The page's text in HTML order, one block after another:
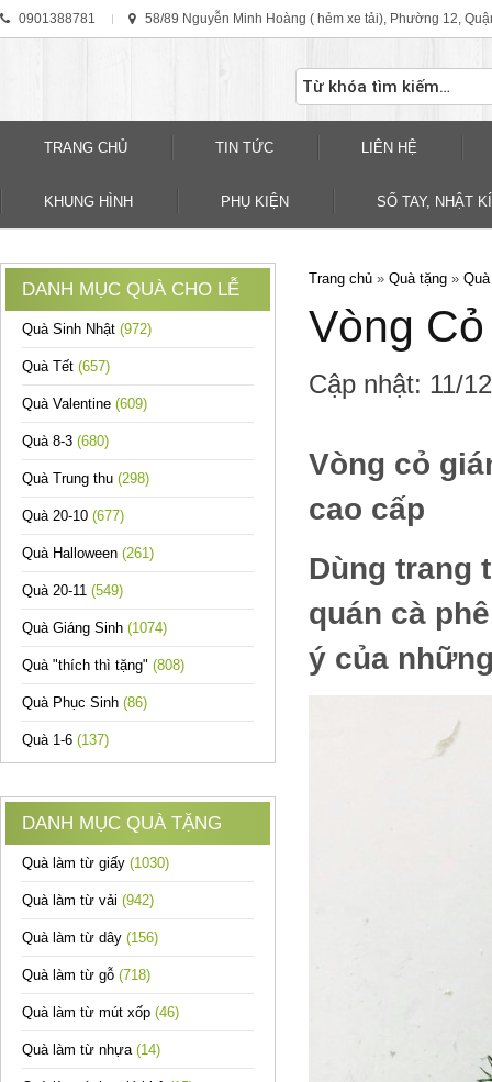
0901388781 58/89 Nguyễn Minh Hoàng ( hẻm xe tải), Phường 12,
TRANG CHỦ TIN TỨC LIÊN HỆ
KHUNG HÌNH PHỤ KIỆN SỐ TAY, NHẬT KÍ
DANH MỤC QUÀ CHO LỄ
Quà Sinh Nhật (972)
Quà Tết (657)
Quà Valentine (609)
Quà 8-3 (680)
Quà Trung thu (298)
Quà 20-10 (677)
Quà Halloween (261)
Quà 20-11 (549)
Quà Giáng Sinh (1074)
Quà "thích thì tặng" (808)
Quà Phục Sinh (86)
Quà 1-6 (137)
DANH MỤC QUÀ TẶNG
Quà làm từ giấy (1030)
Quà làm từ vải (942)
Quà làm từ dây (156)
Quà làm từ gỗ (718)
Quà làm từ mút xốp (46)
Quà làm từ nhựa (14)
Trang chủ» Quà tặng»
Vòng
Cập nhật: 11/
Vòng cỏ
cao cấp
Dùng trang
quán cà
ý của